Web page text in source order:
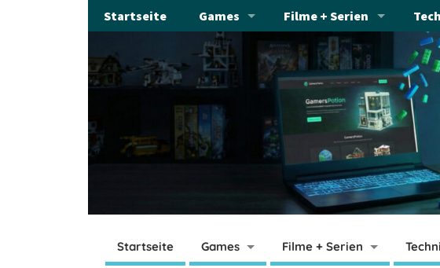
Startseite Games Filme + Serien
Startseite Games Filme + Serien